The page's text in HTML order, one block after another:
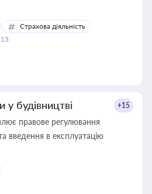
Страхова діяльність
у будівництві +15
правове регулювання
введення в експлуатацію